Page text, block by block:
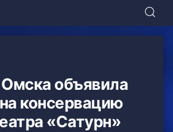
объявила
консервацию
«Сатурн»